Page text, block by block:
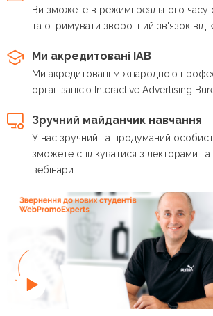
Ви зможете в режимі реального часу
та отримувати зворотний зв'язок від
Ми акредитовані IAB
Ми акредитовані міжнародною
організацією Interactive Advertising
Зручний майданчик навчання
У нас зручний та продуманий
зможете спілкуватися з лекторами та
вебінари